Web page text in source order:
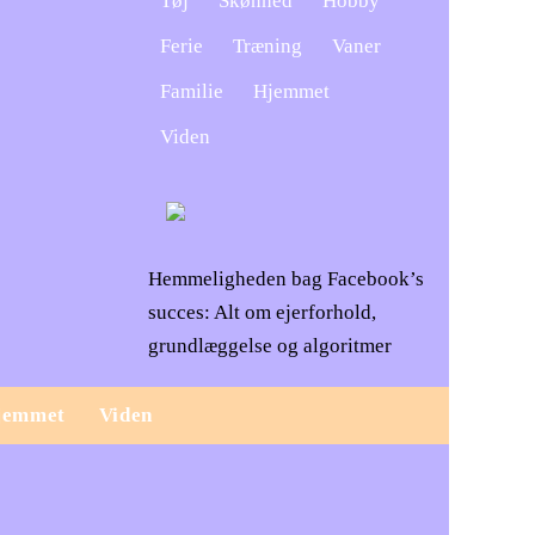
Ferie
Træning
Vaner
Familie
Hjemmet
Viden
Hemmeligheden bag Facebook’s
succes: Alt om ejerforhold,
grundlæggelse og algoritmer
Viden